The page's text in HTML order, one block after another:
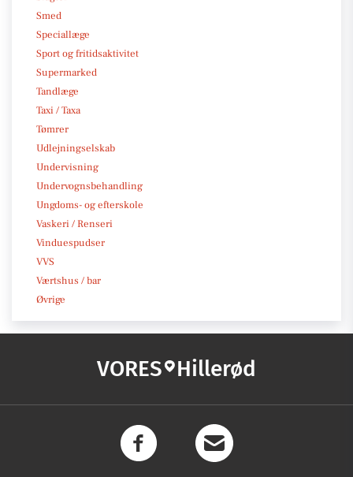
Smed
Speciallæge
Sport og fritidsaktivitet
Supermarked
Tandlæge
Taxi / Taxa
Tømrer
Udlejningselskab
Undervisning
Undervognsbehandling
Ungdoms- og efterskole
Vaskeri / Renseri
Vinduespudser
VVS
Værtshus / bar
Øvrige
VORES Hillerød